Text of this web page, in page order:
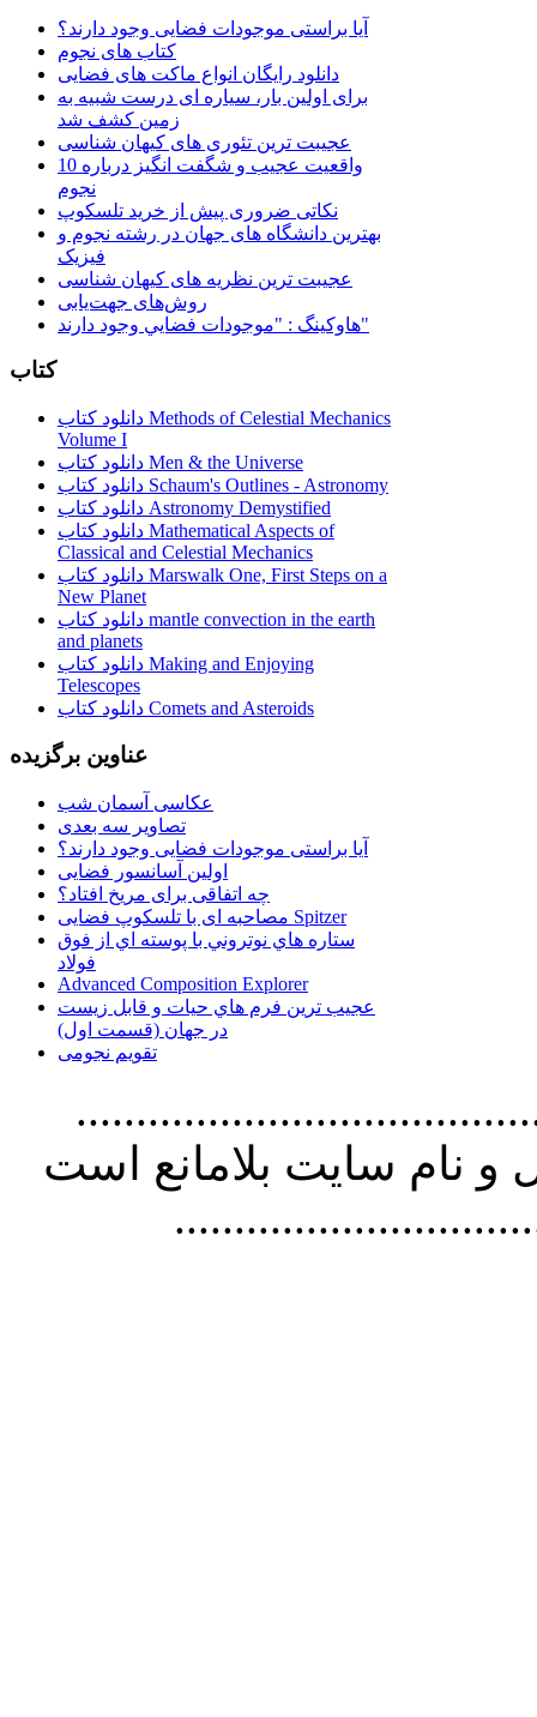
آیا براستی موجودات فضایی وجود دارند؟
کتاب های نجوم
دانلود رایگان انواع ماکت های فضایی
برای اولین بار، سیاره ای درست شبیه به
زمین کشف شد
عجیبت ترین تئوری های کیهان شناسی
10 واقعیت عجیب و شگفت انگیز درباره
نجوم
نکاتی ضروری پیش از خرید تلسکوپ
بهترین دانشگاه های جهان در رشته نجوم و
فیزیک
عجیبت ترین نظریه های کیهان شناسی
روش‌های جهت‌یابی
هاوكينگ : "موجودات فضايي وجود دارند"
کتاب
دانلود کتاب Methods of Celestial Mechanics
Volume I
دانلود کتاب Men & the Universe
دانلود کتاب Schaum's Outlines - Astronomy
دانلود کتاب Astronomy Demystified
دانلود کتاب Mathematical Aspects of
Classical and Celestial Mechanics
دانلود کتاب Marswalk One, First Steps on a
New Planet
دانلود کتاب mantle convection in the earth
and planets
دانلود کتاب Making and Enjoying
Telescopes
دانلود کتاب Comets and Asteroids
عناوین برگزیده
عکاسی آسمان شب
تصاویر سه بعدی
آیا براستی موجودات فضایی وجود دارند؟
اولین آسانسور فضایی
چه اتفاقی برای مریخ افتاد؟
مصاحبه ای با تلسکوپ فضایی Spitzer
ستاره هاي نوتروني با پوسته اي از فوق
فولاد
Advanced Composition Explorer
عجیب ترین فرم هاي حيات و قابل زيست
در جهان (قسمت اول)
تقویم نجومی
استفاده از
نام سايت بلامانع است